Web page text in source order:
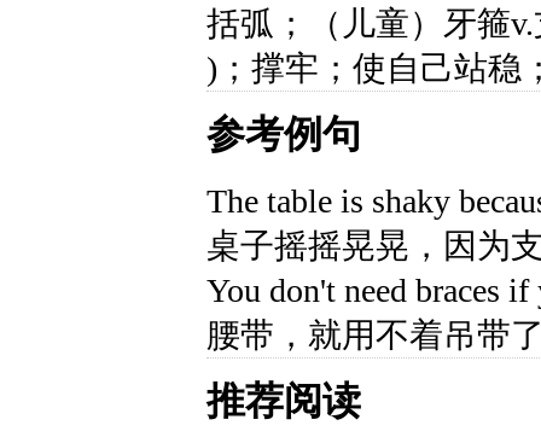
括弧；（儿童）牙箍
)；撑牢；使自己站稳
参考例句
The table is shaky
桌子摇摇晃晃，因为
You don't need braces
腰带，就用不着吊带
推荐阅读